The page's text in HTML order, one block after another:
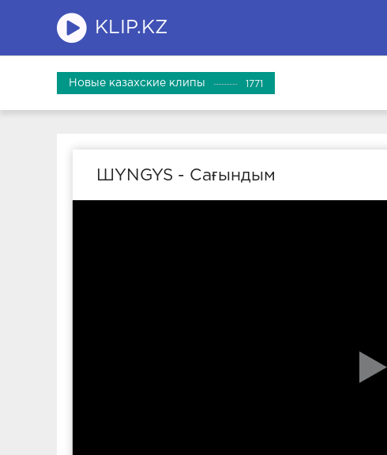
KLIP.KZ
Новые казахские клипы 1771
ШYNGYS - Сағындым